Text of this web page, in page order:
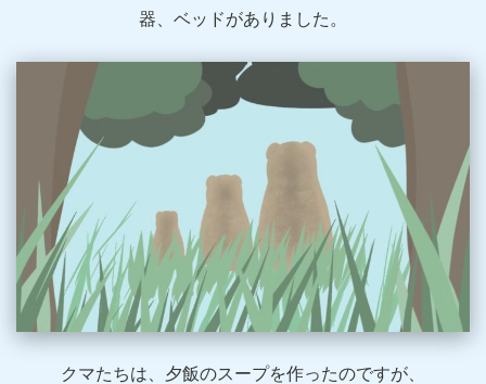
器、ベッドがありました。
クマたちは、夕飯のスープを作ったのですが、